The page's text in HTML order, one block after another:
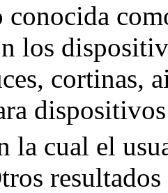
conocida
los
cortinas,
la cual el